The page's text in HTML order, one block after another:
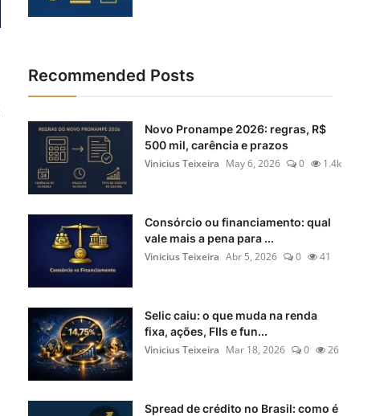
Recommended Posts
Novo Pronampe 2026: regras, R$
500 mil, carência e prazos
Vinicius Teixeira May 6, 2026 0 1.4k
Consórcio ou financiamento: qual
vale mais a pena para ...
Vinicius Teixeira Abr 5, 2026 0 41
Selic caiu: o que muda na renda
fixa, ações, FIIs e fun...
Vinicius Teixeira Mar 18, 2026 0 26
Spread de crédito no Brasil: como é